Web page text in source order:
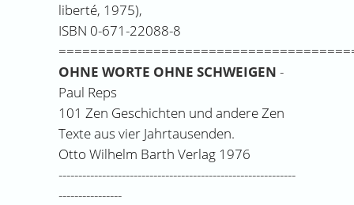
liberté, 1975),
ISBN 0-671-22088-8
OHNE WORTE OHNE SCHWEIGEN -
Paul Reps
101 Zen Geschichten und andere Zen
Texte aus vier Jahrtausenden.
Otto Wilhelm Barth Verlag 1976
------------------------------------------------------------
----------------